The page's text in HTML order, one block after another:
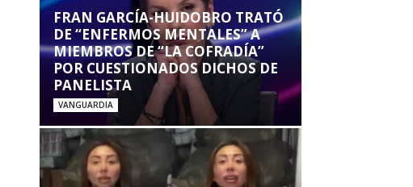
FRAN GARCÍA-HUIDOBRO TRATÓ
DE “ENFERMOS MENTALES” A
MIEMBROS DE “LA COFRADÍA”
POR CUESTIONADOS DICHOS DE
PANELISTA
VANGUARDIA